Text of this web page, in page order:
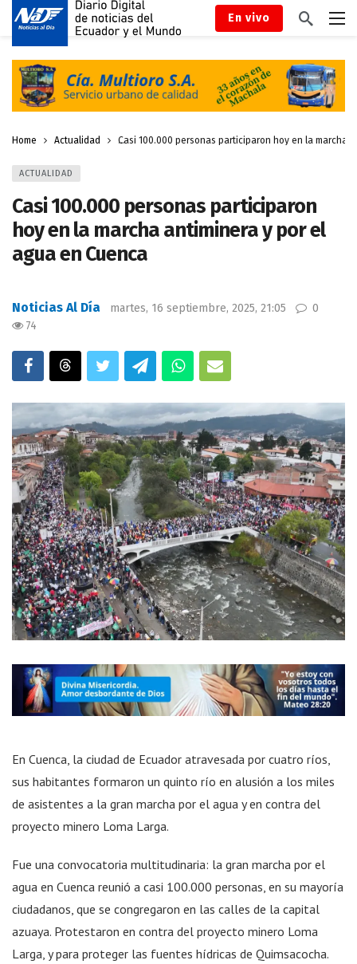
En vivo
Home Actualidad Casi 100.000 personas participaron hoy en la marcha
ACTUALIDAD
Casi 100.000 personas participaron
hoy en la marcha antiminera y por el
agua en Cuenca
Noticias Al Día martes, 16 septiembre, 2025, 21:05
0
74
En Cuenca, la ciudad de Ecuador atravesada por cuatro ríos,
sus habitantes formaron un quinto río en alusión a los miles
de asistentes a la gran marcha por el agua y en contra del
proyecto minero Loma Larga.
Fue una convocatoria multitudinaria: la gran marcha por el
agua en Cuenca reunió a casi 100.000 personas, en su mayoría
ciudadanos, que se congregaron en las calles de la capital
azuaya. Protestaron en contra del proyecto minero Loma
Larga, y para proteger las fuentes hídricas de Quimsacocha.